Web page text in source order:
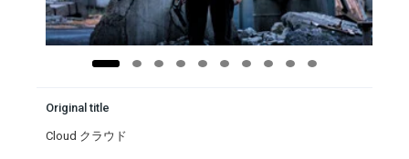
Original title
Cloud クラウド